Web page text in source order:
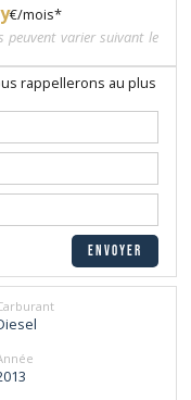
€/mois*
peuvent varier suivant le
rappellerons au plus